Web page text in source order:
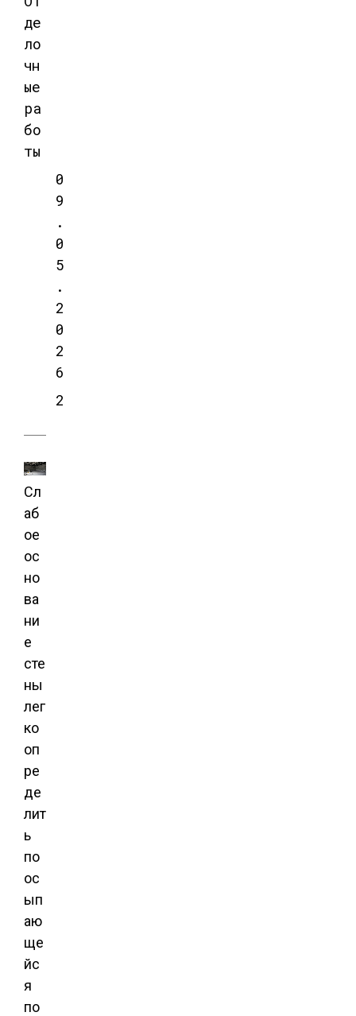
де
ло
чн
ые
ра
бо
ты
0
9
.
0
5
.
2
0
2
6
2
Сл
аб
ое
ос
но
ва
ни
е
сте
ны
лег
ко
оп
ре
де
лит
ь
по
ос
ып
аю
ще
йс
я
по